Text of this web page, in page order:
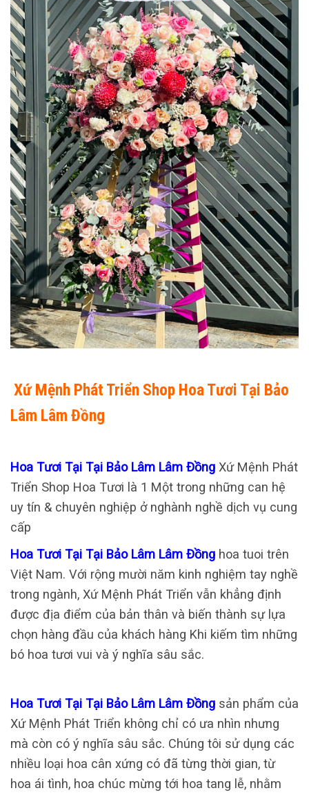
Xứ Mệnh Phát Triển Shop Hoa Tươi Tại Bảo
Lâm Lâm Đồng
Hoa Tươi Tại Tại Bảo Lâm Lâm Đồng Xứ Mệnh Phát
Triển Shop Hoa Tươi là 1 Một trong những can hệ
uy tín & chuyên nghiệp ở nghành nghề dịch vụ cung
cấp
Hoa Tươi Tại Tại Bảo Lâm Lâm Đồng hoa tuoi trên
Việt Nam. Với rộng mười năm kinh nghiệm tay nghề
trong ngành, Xứ Mệnh Phát Triển vẫn khẳng định
được địa điểm của bản thân và biến thành sự lựa
chọn hàng đầu của khách hàng Khi kiếm tìm những
bó hoa tươi vui và ý nghĩa sâu sắc.
Hoa Tươi Tại Tại Bảo Lâm Lâm Đồng sản phẩm của
Xứ Mệnh Phát Triển không chỉ có ưa nhìn nhưng
mà còn có ý nghĩa sâu sắc. Chúng tôi sử dụng các
nhiều loại hoa cân xứng có đã từng thời gian, từ
hoa ái tình, hoa chúc mừng tới hoa tang lễ, nhằm